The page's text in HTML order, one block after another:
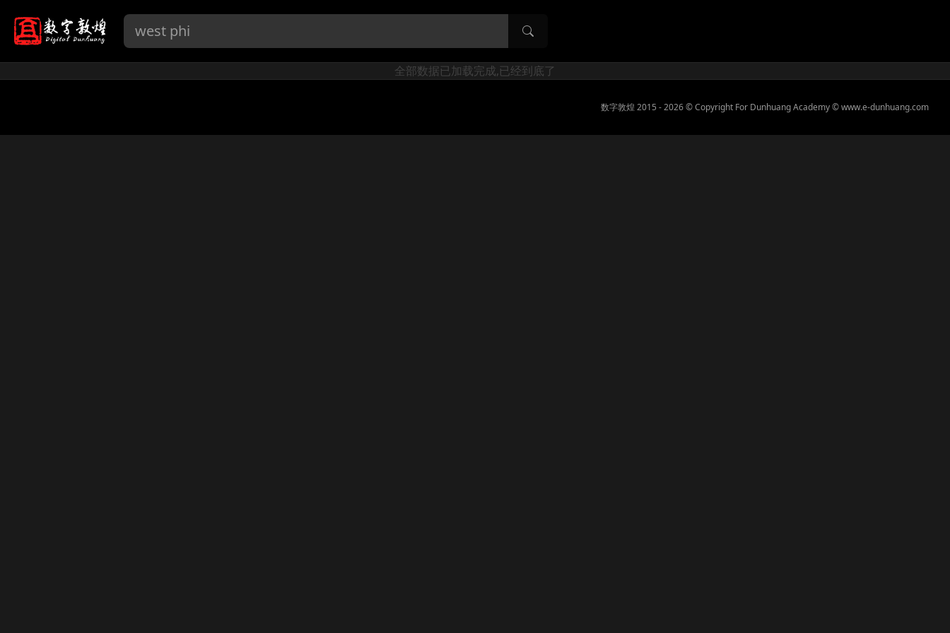
全部数据已加载完成,已经到底了
数字敦煌 2015 -2026 © Copyright For Dunhuang Academy © www.e-dunhuang.com